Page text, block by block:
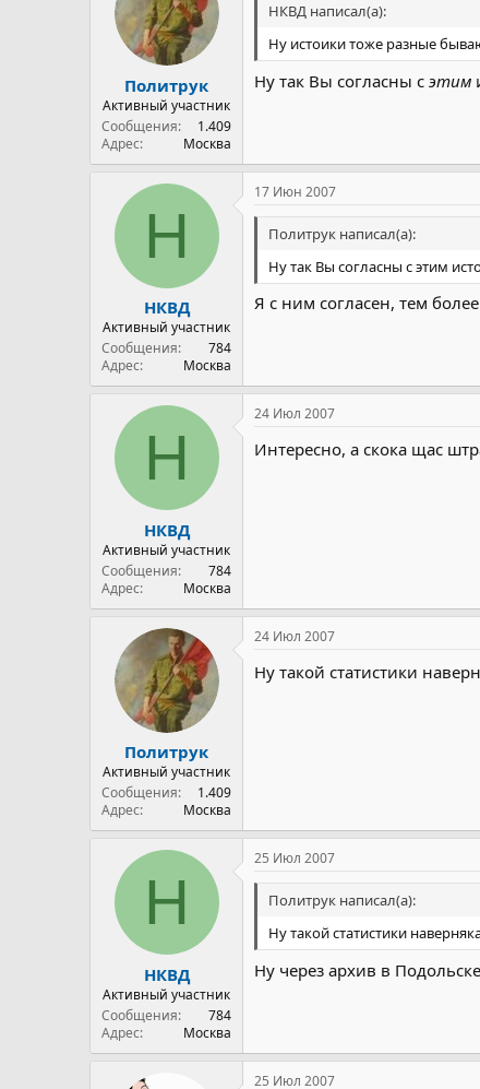
Политрук
Активный участник
Сообщения
1.409
Адрес
Москва
НКВД написал(а):
Ну истоики тоже разные
Ну так Вы согласны с этим
Н
НКВД
Активный участник
Сообщения
784
Адрес
Москва
17 Июн 2007
Политрук написал(а):
Ну так Вы согласны с этим
Я с ним согласен, тем
Н
НКВД
Активный участник
Сообщения
784
Адрес
Москва
24 Июл 2007
Интересно, а скока щас
Политрук
Активный участник
Сообщения
1.409
Адрес
Москва
24 Июл 2007
Ну такой статистики
Н
НКВД
Активный участник
Сообщения
784
Адрес
Москва
25 Июл 2007
Политрук написал(а):
Ну такой статистики
Ну через архив в
25 Июл 2007